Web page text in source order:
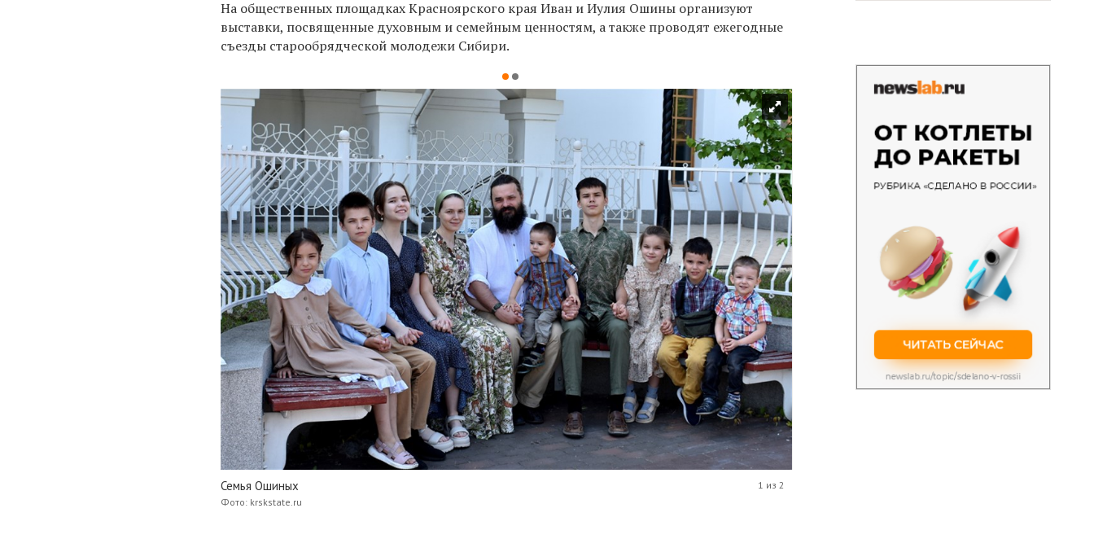
На общественных площадках Красноярского края Иван и Иулия Ошины организуют
выставки, посвященные духовным и семейным ценностям, а также проводят ежегодные
съезды старообрядческой молодежи Сибири.
Семья Ошиных
Фото: krskstate.ru
1 из 2